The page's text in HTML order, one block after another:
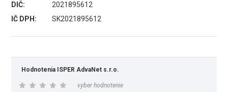
DIČ:
2021895612
IČ DPH:
SK2021895612
Hodnotenia ISPER AdvaNet s.r.o.
vyber hodnotenie